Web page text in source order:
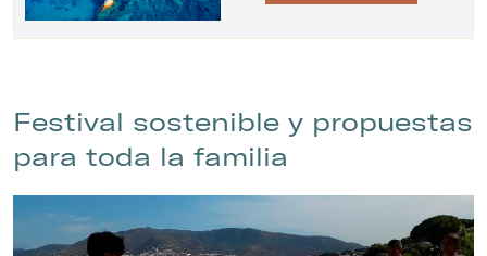
Festival sostenible y propuestas
para toda la familia